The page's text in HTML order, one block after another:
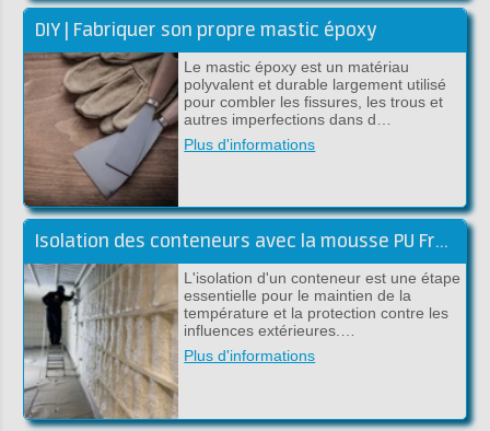
DIY | Fabriquer son propre mastic époxy
Le mastic époxy est un matériau
polyvalent et durable largement utilisé
pour combler les fissures, les trous et
autres imperfections dans d…
Plus d'informations
Isolation des conteneurs avec la mousse PU Froth-Pak
L'isolation d'un conteneur est une étape
essentielle pour le maintien de la
température et la protection contre les
influences extérieures.…
Plus d'informations